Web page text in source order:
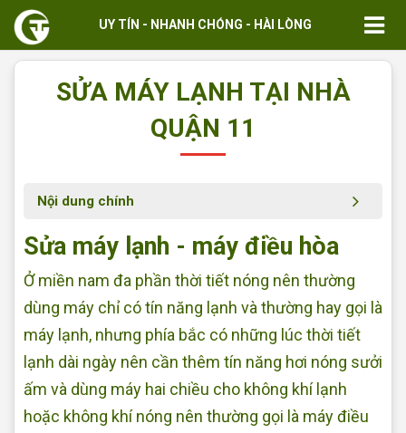
UY TÍN - NHANH CHÓNG - HÀI LÒNG
SỬA MÁY LẠNH TẠI NHÀ
QUẬN 11
Nội dung chính
Sửa máy lạnh - máy điều hòa
Ở miền nam đa phần thời tiết nóng nên thường
dùng máy chỉ có tín năng lạnh và thường hay gọi là
máy lạnh, nhưng phía bắc có những lúc thời tiết
lạnh dài ngày nên cần thêm tín năng hơi nóng sưởi
ấm và dùng máy hai chiều cho không khí lạnh
hoặc không khí nóng nên thường gọi là máy điều